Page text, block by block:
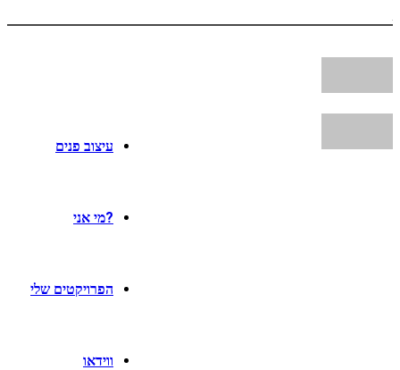
עיצוב פנים
?מי אני
הפרויקטים שלי
ווידאו